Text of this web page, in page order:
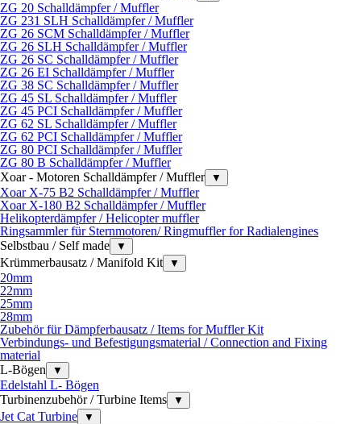
ZG 20 Schalldämpfer / Muffler
ZG 231 SLH Schalldämpfer / Muffler
ZG 26 SCM Schalldämpfer / Muffler
ZG 26 SLH Schalldämpfer / Muffler
ZG 26 SC Schalldämpfer / Muffler
ZG 26 EI Schalldämpfer / Muffler
ZG 38 SC Schalldämpfer / Muffler
ZG 45 SL Schalldämpfer / Muffler
ZG 45 PCI Schalldämpfer / Muffler
ZG 62 SL Schalldämpfer / Muffler
ZG 62 PCI Schalldämpfer / Muffler
ZG 80 PCI Schalldämpfer / Muffler
ZG 80 B Schalldämpfer / Muffler
Xoar - Motoren Schalldämpfer / Muffler
▼
Xoar X-75 B2 Schalldämpfer / Muffler
Xoar X-180 B2 Schalldämpfer / Muffler
Helikopterdämpfer / Helicopter muffler
Ringsammler für Sternmotoren/ Ringmuffler for Radialengines
Selbstbau / Self made
▼
Krümmerbausatz / Manifold Kit ▼
20mm
22mm
25mm
28mm
Zubehör für Dämpferbausatz / Items for Muffler Kit
Verbindungs- und Befestigungsmaterial / Connection and Fixing
material
L-Bögen
▼
Edelstahl L- Bögen
Turbinenzubehör / Turbine Items
▼
Jet Cat Turbine ▼